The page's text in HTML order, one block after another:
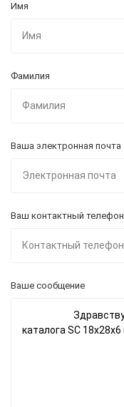
Имя
Фамилия
Ваша электронная почта
Ваш контактный телефон
Ваше сообщение